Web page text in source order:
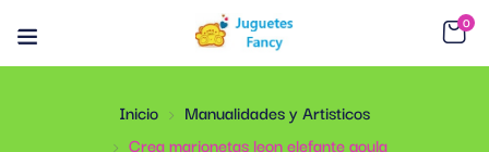
0
Inicio
Manualidades y Artisticos
Crea marionetas leon elefante goula